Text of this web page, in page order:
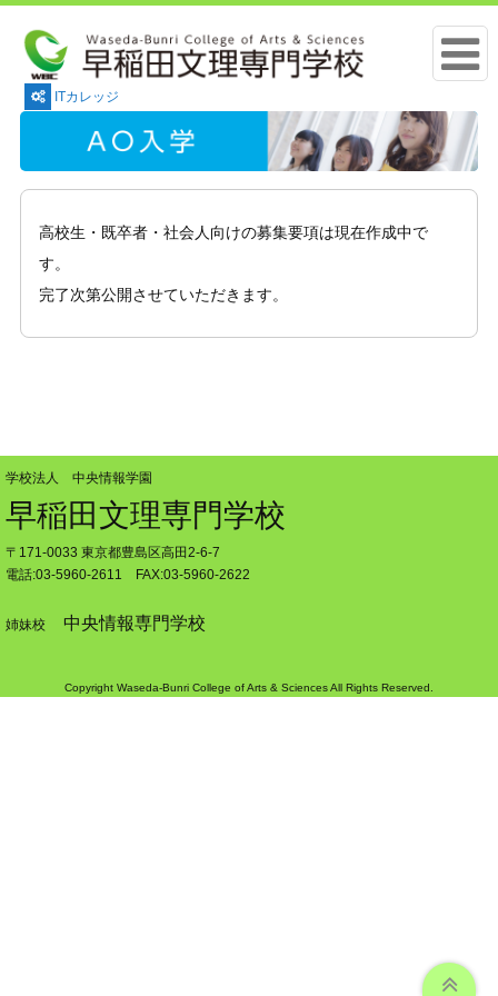
ITカレッジ
高校生・既卒者・社会人向けの募集要項は現在作成中で
す。
完了次第公開させていただきます。
学校法人 中央情報学園
早稲田文理専門学校
〒171-0033 東京都豊島区高田2-6-7
電話:03-5960-2611 FAX:03-5960-2622
姉妹校 中央情報専門学校
Copyright Waseda-Bunri College of Arts & Sciences All Rights Reserved.